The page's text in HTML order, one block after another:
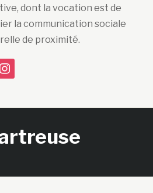
dont la vocation est de
la communication sociale
de proximité.
instagram